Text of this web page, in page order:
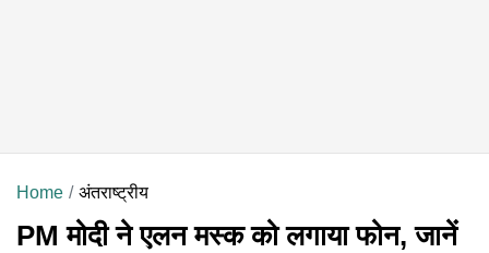
Home अंतराष्ट्रीय
PM मोदी ने एलन मस्क को लगाया फोन, जानें